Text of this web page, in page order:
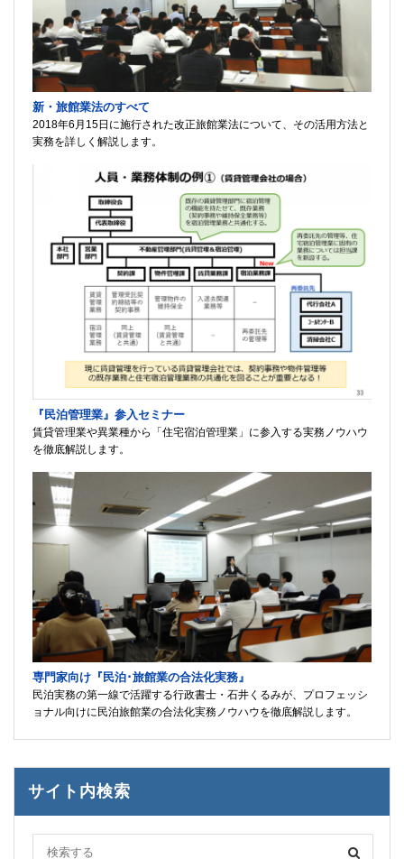
新・旅館業法のすべて
2018年6月15日に施行された改正旅館業法について、その活用方法と
実務を詳しく解説します。
『民泊管理業』参入セミナー
賃貸管理業や異業種から「住宅宿泊管理業」に参入する実務ノウハウ
を徹底解説します。
専門家向け『民泊･旅館業の合法化実務』
民泊実務の第一線で活躍する行政書士・石井くるみが、プロフェッシ
ョナル向けに民泊旅館業の合法化実務ノウハウを徹底解説します。
サイト内検索